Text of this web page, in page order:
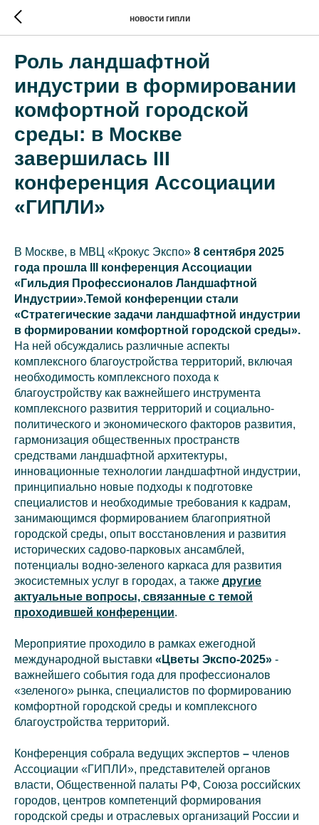
новости гипли
Роль ландшафтной
индустрии в формировании
комфортной городской
среды: в Москве
завершилась III
конференция Ассоциации
«ГИПЛИ»
В Москве, в МВЦ «Крокус Экспо» 8 сентября 2025
года прошла
III конференция Ассоциации
«Гильдия Профессионалов Ландшафтной
Индустрии».Темой конференции стали
«Стратегические задачи ландшафтной индустрии
в формировании комфортной городской среды».
На ней обсуждались различные аспекты
комплексного благоустройства территорий, включая
необходимость комплексного похода к
благоустройству как важнейшего инструмента
комплексного развития территорий и социально-
политического и экономического факторов развития,
гармонизация общественных пространств
средствами ландшафтной архитектуры,
инновационные технологии ландшафтной индустрии,
принципиально новые подходы к подготовке
специалистов и необходимые требования к кадрам,
занимающимся формированием благоприятной
городской среды, опыт восстановления и развития
исторических садово-парковых ансамблей,
потенциалы водно-зеленого каркаса для развития
экосистемных услуг в городах, а также другие
актуальные вопросы, связанные с темой
проходившей конференции.
Мероприятие проходило в рамках ежегодной
международной выставки «Цветы Экспо-2025» -
важнейшего события года для профессионалов
«зеленого» рынка, специалистов по формированию
комфортной городской среды и комплексного
благоустройства территорий.
Конференция собрала ведущих экспертов – членов
Ассоциации «ГИПЛИ», представителей органов
власти, Общественной палаты РФ, Союза российских
городов, центров компетенций формирования
городской среды и отраслевых организаций России и